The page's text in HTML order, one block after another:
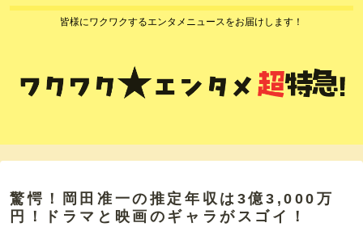
皆様にワクワクするエンタメニュースをお届けします！
驚愕！岡田准一の推定年収は3億3,000万
円！ドラマと映画のギャラがスゴイ！